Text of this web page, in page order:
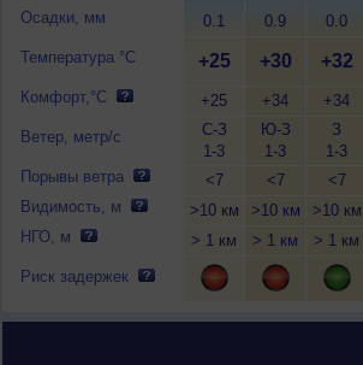
Осадки, мм
Температура °C
Комфорт,°C
Ветер, метр/с
Порывы ветра
Видимость, м
НГО, м
Риск задержек
0.1
+25
+25
С-З
1-3
<7
>10 км
> 1 км
0.9
+30
+34
Ю-З
1-3
<7
>10 км
> 1 км
0.0
+32
+34
З
1-3
<7
>10 км
> 1 км